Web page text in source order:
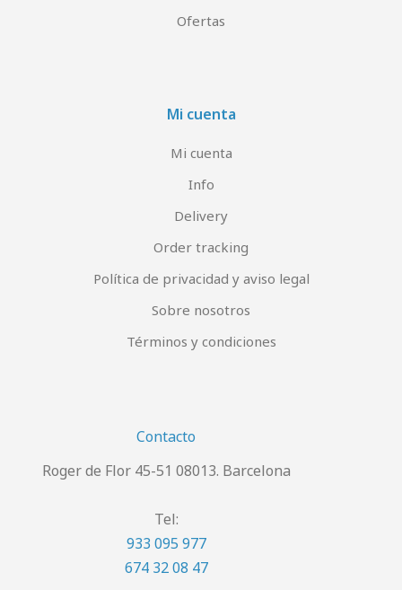
Ofertas
Mi cuenta
Mi cuenta
Info
Delivery
Order tracking
Política de privacidad y aviso legal
Sobre nosotros
Términos y condiciones
Contacto
Roger de Flor 45-51 08013. Barcelona
Tel:
933 095 977
674 32 08 47